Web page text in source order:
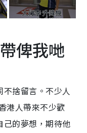
俾我哋
捨留言。不少人
港人帶來不少歡
己的夢想，期待他